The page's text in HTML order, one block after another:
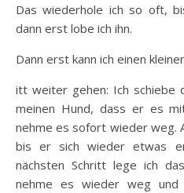
Das wiederhole ich so oft,
dann erst lobe ich ihn.
Dann erst kann ich einen
itt weiter gehen: Ich schiebe
meinen Hund, dass er es
nehme es sofort wieder weg.
bis er sich wieder etwas
nächsten Schritt lege ich
nehme es wieder weg